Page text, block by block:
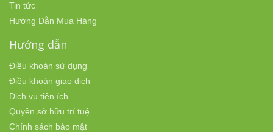
Tin tức
Hướng Dẫn Mua Hàng
Hướng dẫn
Điều khoản sử dụng
Điều khoản giao dịch
Dịch vụ tiện ích
Quyền sở hữu trí tuệ
Chính sách bảo mật